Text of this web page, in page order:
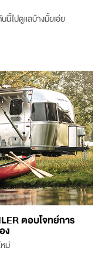
นี้ไปดูแลบ้างมั้ยเอ่ย
ตอบโจทย์การ
ง
ม่